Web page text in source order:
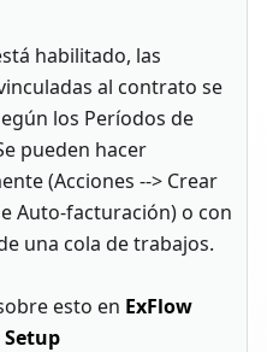
habilitado, las
al contrato se
los Períodos de
pueden hacer
(Acciones --> Crear
Auto-facturación) o con
una cola de trabajos.
esto en ExFlow